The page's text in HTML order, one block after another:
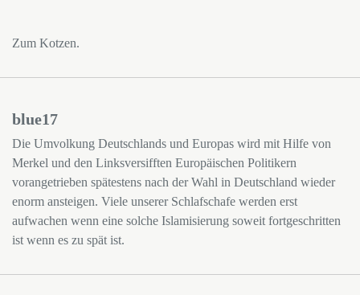
Zum Kotzen.
blue17
Die Umvolkung Deutschlands und Europas wird mit Hilfe von
Merkel und den Linksversifften Europäischen Politikern
vorangetrieben spätestens nach der Wahl in Deutschland wieder
enorm ansteigen. Viele unserer Schlafschafe werden erst
aufwachen wenn eine solche Islamisierung soweit fortgeschritten
ist wenn es zu spät ist.